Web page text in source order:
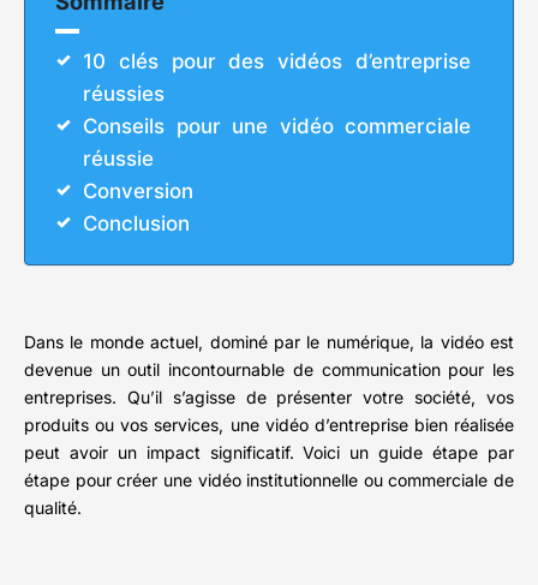
10 clés pour des vidéos d’entreprise
réussies
Conseils pour une vidéo commerciale
réussie
Conversion
Conclusion
Dans le monde actuel, dominé par le numérique, la vidéo est
devenue un outil incontournable de communication pour les
entreprises. Qu’il s’agisse de présenter votre société, vos
produits ou vos services, une vidéo d’entreprise bien réalisée
peut avoir un impact significatif. Voici un guide étape par
étape pour créer une vidéo institutionnelle ou commerciale de
qualité.